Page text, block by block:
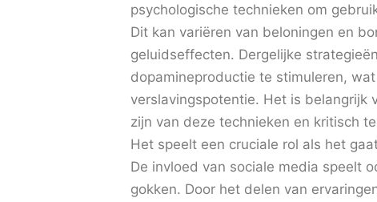
psychologische technieken om
Dit kan variëren van beloningen en
geluidseffecten. Dergelijke
dopamineproductie te stimuleren,
verslavingspotentie. Het is belangrijk
zijn van deze technieken en kritisch
Het speelt een cruciale rol als het
De invloed van sociale media speelt
gokken. Door het delen van